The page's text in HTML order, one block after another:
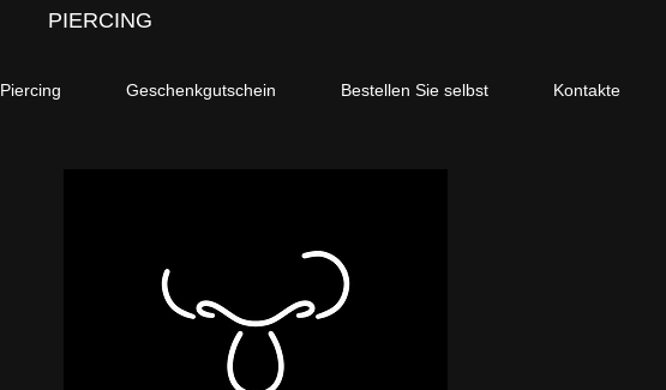
PIERCING
Piercing Geschenkgutschein Bestellen Sie selbst Kontakte